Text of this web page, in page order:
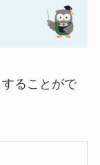
容液の解約
電話が繋が
プリ
ることがで